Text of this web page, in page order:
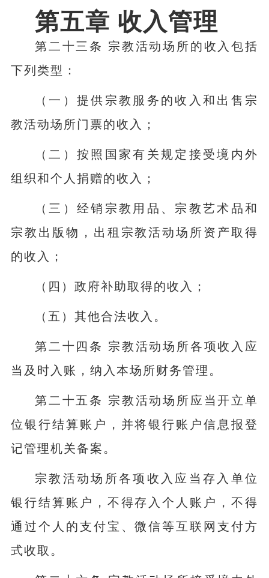
第五章 收入管理
第二十三条 宗教活动场所的收入包括
下列类型：
（一）提供宗教服务的收入和出售宗
教活动场所门票的收入；
（二）按照国家有关规定接受境内外
组织和个人捐赠的收入；
（三）经销宗教用品、宗教艺术品和
宗教出版物，出租宗教活动场所资产取得
的收入；
（四）政府补助取得的收入；
（五）其他合法收入。
第二十四条 宗教活动场所各项收入应
当及时入账，纳入本场所财务管理。
第二十五条 宗教活动场所应当开立单
位银行结算账户，并将银行账户信息报登
记管理机关备案。
宗教活动场所各项收入应当存入单位
银行结算账户，不得存入个人账户，不得
通过个人的支付宝、微信等互联网支付方
式收取。